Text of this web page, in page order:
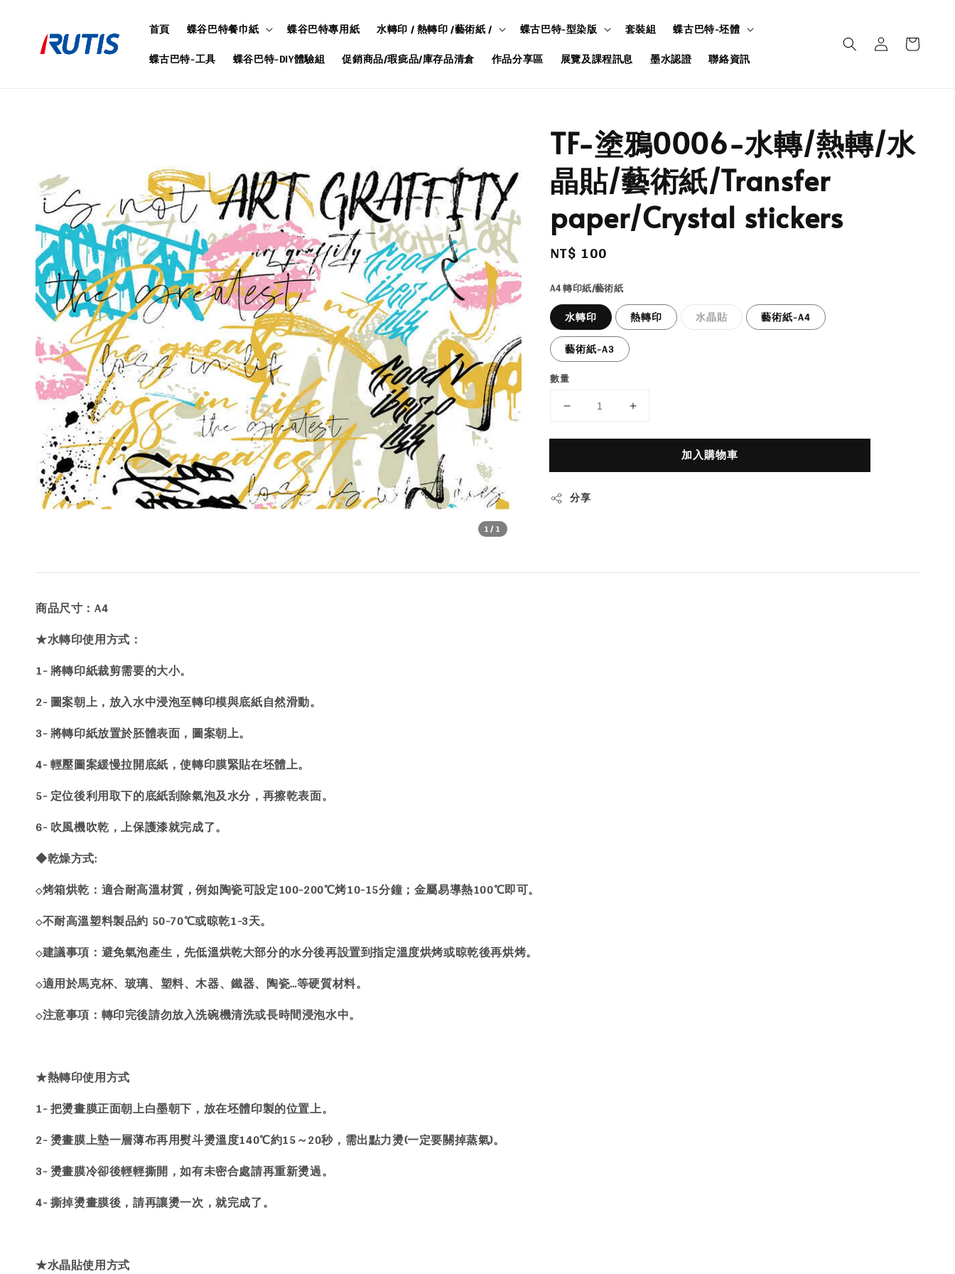
首頁 蝶谷巴特餐巾紙 蝶谷巴特專用紙 水轉印 / 熱轉印 /藝術紙 / 蝶古巴特-型染版 套裝組
蝶古巴特-坯體
蝶古巴特-工具
蝶谷巴特-DIY體驗組 促銷商品/瑕疵品/庫存品清倉 作品分享區 展覽及課程訊息 墨水認證 聯絡資訊
1/1
TF-塗鴉0006-水轉/熱轉/水
晶貼/藝術紙/Transfer
paper/Crystal stickers
Regular
NT$ 100
A4 轉印紙/藝術紙
水轉印 熱轉印 水晶貼
藝術紙-A4
藝術紙-A3
數量
加入購物車
分享
商品尺寸：A4
★水轉印使用方式：
1- 將轉印紙裁剪需要的大小。
2- 圖案朝上，放入水中浸泡至轉印模與底紙自然滑動。
3- 將轉印紙放置於胚體表面，圖案朝上。
4- 輕壓圖案緩慢拉開底紙，使轉印膜緊貼在坯體上。
5- 定位後利用取下的底紙刮除氣泡及水分，再擦乾表面。
6- 吹風機吹乾，上保護漆就完成了。
◆乾燥方式:
◇烤箱烘乾：適合耐高溫材質，例如陶瓷可設定100-200℃烤10-15分鐘；金屬易導熱100℃即可。
◇不耐高溫塑料製品約 50-70℃或晾乾1-3天。
◇建議事項：避免氣泡產生，先低溫烘乾大部分的水分後再設置到指定溫度烘烤或晾乾後再烘烤。
◇適用於馬克杯、玻璃、塑料、木器、鐵器、陶瓷…等硬質材料。
◇注意事項：轉印完後請勿放入洗碗機清洗或長時間浸泡水中。
★熱轉印使用方式
1- 把燙畫膜正面朝上白墨朝下，放在坯體印製的位置上。
2- 燙畫膜上墊一層薄布再用熨斗燙溫度140℃約15～20秒，需出點力燙(一定要關掉蒸氣)。
3- 燙畫膜冷卻後輕輕撕開，如有未密合處請再重新燙過。
4- 撕掉燙畫膜後，請再讓燙一次，就完成了。
★水晶貼使用方式